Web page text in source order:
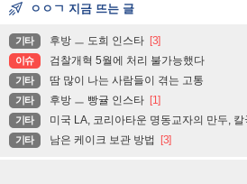
ㅇㅇㄱ 지금 뜨는 글
기타 후방 ㅡ 도희 인스타 [3]
이슈 검찰개혁 5월에 처리 불가능했다
기타 땀 많이 나는 사람들이 겪는 고통
기타 후방 ㅡ 빵귤 인스타 [1]
기타 미국 LA, 코리아타운 명동교자의 만두, 칼
기타 남은 케이크 보관 방법 [3]